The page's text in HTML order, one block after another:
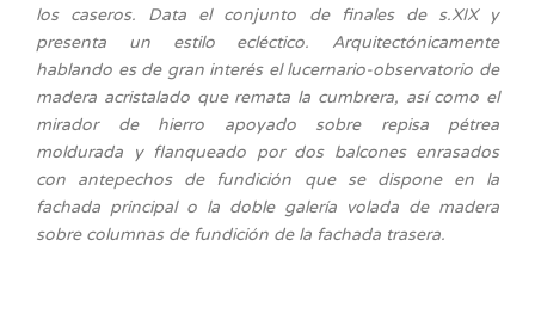
los caseros. Data el conjunto de finales de s.XIX y
presenta un estilo ecléctico. Arquitectónicamente
hablando es de gran interés el lucernario-observatorio de
madera acristalado que remata la cumbrera, así como el
mirador de hierro apoyado sobre repisa pétrea
moldurada y flanqueado por dos balcones enrasados
con antepechos de fundición que se dispone en la
fachada principal o la doble galería volada de madera
sobre columnas de fundición de la fachada trasera.